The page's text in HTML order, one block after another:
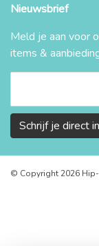
Nieuwsbrief
Meld je aan voor
items &
Schrijf je direct in
© Copyright 2026